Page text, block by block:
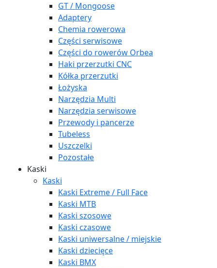
GT / Mongoose
Adaptery
Chemia rowerowa
Części serwisowe
Części do rowerów Orbea
Haki przerzutki CNC
Kółka przerzutki
Łożyska
Narzędzia Multi
Narzędzia serwisowe
Przewody i pancerze
Tubeless
Uszczelki
Pozostałe
Kaski
Kaski
Kaski Extreme / Full Face
Kaski MTB
Kaski szosowe
Kaski czasowe
Kaski uniwersalne / miejskie
Kaski dziecięce
Kaski BMX